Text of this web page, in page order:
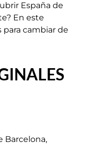
España de
En este
cambiar de
Barcelona,